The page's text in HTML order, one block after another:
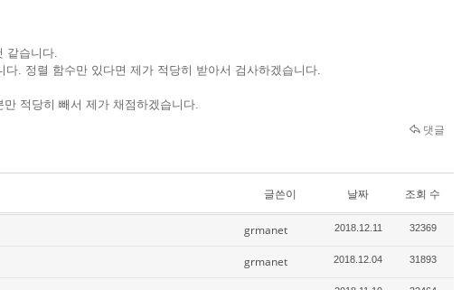
같습니다.
. 정렬 함수만 있다면 제가 적당히 받아서 검사하겠습니다.
적당히 빼서 제가 채점하겠습니다.
댓글
글쓴이 날짜 조회 수
grmanet 2018.12.11 32369
grmanet 2018.12.04 31893